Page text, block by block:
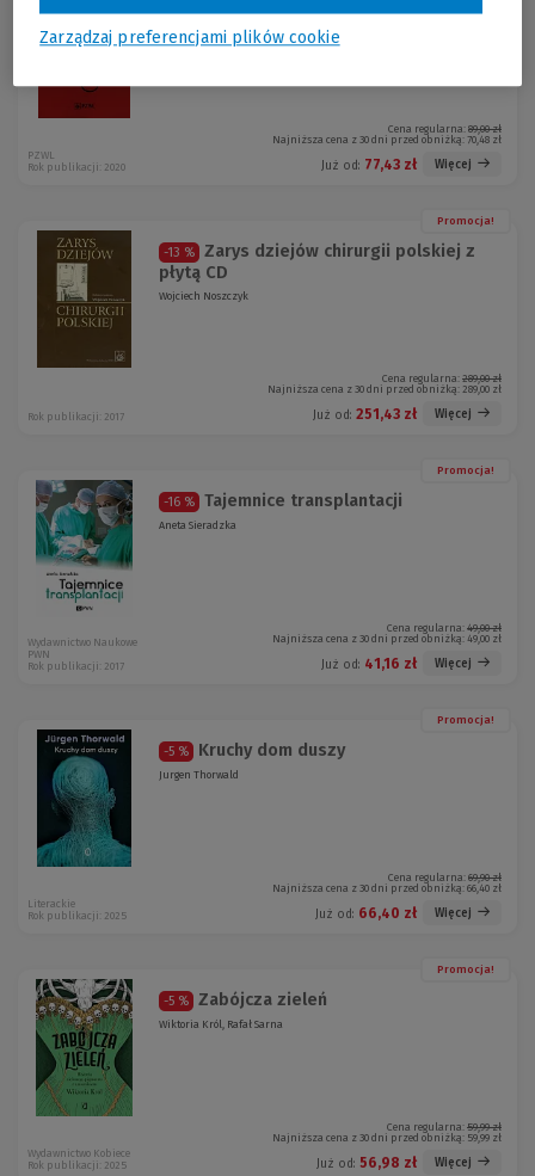
Cena regularna: 89,00 zł
Najniższa cena z 30 dni przed obniżką: 70,48 zł
Już od: 77,43 zł Więcej
PZWL
Rok publikacji: 2020
Promocja!
-13 %
Zarys dziejów chirurgii polskiej z
płytą CD
Wojciech Noszczyk
Cena regularna: 289,00 zł
Najniższa cena z 30 dni przed obniżką: 289,00 zł
Już od: 251,43 zł Więcej
Rok publikacji: 2017
Promocja!
-16 % Tajemnice transplantacji
Aneta Sieradzka
Cena regularna: 49,00 zł
Najniższa cena z 30 dni przed obniżką: 49,00 zł
Już od: 41,16 zł Więcej
Wydawnictwo Naukowe
PWN
Rok publikacji: 2017
Promocja!
-5 % Kruchy dom duszy
Jurgen Thorwald
Cena regularna: 69,90 zł
Najniższa cena z 30 dni przed obniżką: 66,40 zł
Już od: 66,40 zł Więcej
Literackie
Rok publikacji: 2025
Promocja!
-5 % Zabójcza zieleń
Wiktoria Król, Rafał Sarna
Cena regularna: 59,99 zł
Najniższa cena z 30 dni przed obniżką: 59,99 zł
Już od: 56,98 zł Więcej
Wydawnictwo Kobiece
Rok publikacji: 2025
Zarządzaj preferencjami plików cookie